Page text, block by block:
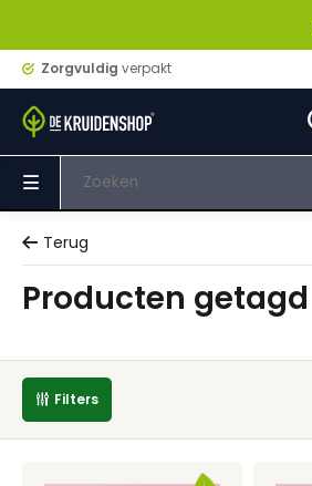
Zorgvuldig verpakt
Terug
Producten
Filters